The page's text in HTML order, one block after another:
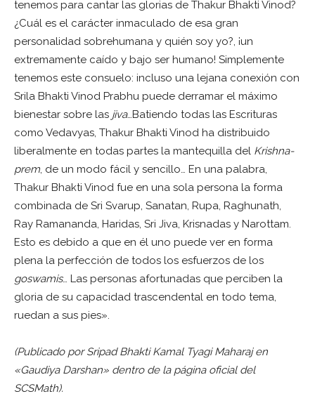
tenemos para cantar las glorias de Thakur Bhakti Vinod?
¿Cuál es el carácter inmaculado de esa gran
personalidad sobrehumana y quién soy yo?, ¡un
extremamente caído y bajo ser humano! Simplemente
tenemos este consuelo: incluso una lejana conexión con
Srila Bhakti Vinod Prabhu puede derramar el máximo
bienestar sobre las jiva…Batiendo todas las Escrituras
como Vedavyas, Thakur Bhakti Vinod ha distribuido
liberalmente en todas partes la mantequilla del Krishna-
prem, de un modo fácil y sencillo… En una palabra,
Thakur Bhakti Vinod fue en una sola persona la forma
combinada de Sri Svarup, Sanatan, Rupa, Raghunath,
Ray Ramananda, Haridas, Sri Jiva, Krisnadas y Narottam.
Esto es debido a que en él uno puede ver en forma
plena la perfección de todos los esfuerzos de los
goswamis… Las personas afortunadas que perciben la
gloria de su capacidad trascendental en todo tema,
ruedan a sus pies».
(Publicado por Sripad Bhakti Kamal Tyagi Maharaj en
«Gaudiya Darshan» dentro de la página oficial del
SCSMath).